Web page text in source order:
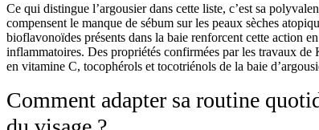
Ce qui distingue l’argousier dans cette liste, c’est sa
compensent le manque de sébum sur les peaux sèches
bioflavonoïdes présents dans la baie renforcent cette action
inflammatoires. Des propriétés confirmées par les travaux de
en vitamine C, tocophérols et tocotriénols de la baie
Comment adapter sa routine